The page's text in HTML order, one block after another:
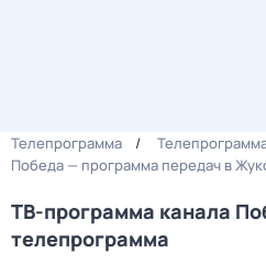
Телепрограмма
Победа — программа передач в
ТВ-программа канала
телепрограмма